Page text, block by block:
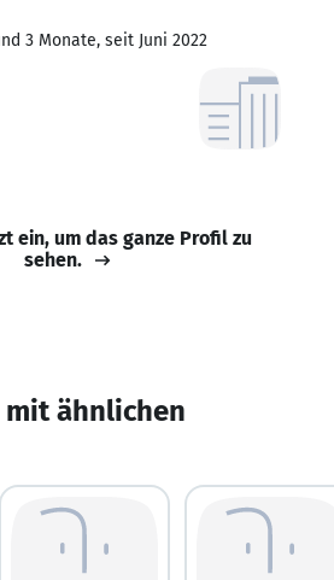
3 Monate, seit Juni 2022
ein, um das ganze Profil zu
sehen.
mit ähnlichen